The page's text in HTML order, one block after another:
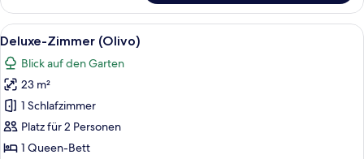
Zimmer
(Mimosa)
Alle
Fotos
für
Deluxe-
Zimmer
(Olivo)
anzeigen
Deluxe-Zimmer (Olivo) | Minibar,
2
Deluxe-Zimmer (Olivo)
Blick auf den Garten
23 m²
1 Schlafzimmer
Platz für 2 Personen
1 Queen-Bett